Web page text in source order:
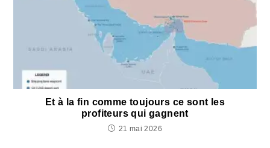
Et à la fin comme toujours ce sont les
profiteurs qui gagnent
21 mai 2026